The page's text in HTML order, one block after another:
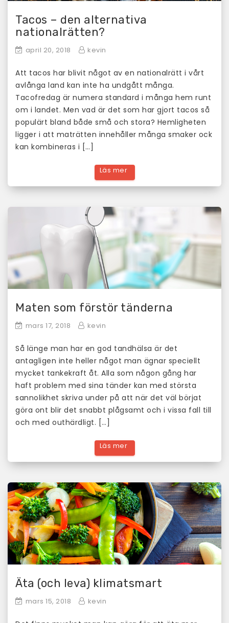
Tacos – den alternativa
nationalrätten?
april 20, 2018 kevin
Att tacos har blivit något av en nationalrätt i vårt
avlånga land kan inte ha undgått många.
Tacofredag är numera standard i många hem runt
om i landet. Men vad är det som har gjort tacos så
populärt bland både små och stora? Hemligheten
ligger i att maträtten innehåller många smaker ock
kan kombineras i […]
Maten som förstör tänderna
mars 17, 2018 kevin
Så länge man har en god tandhälsa är det
antagligen inte heller något man ägnar speciellt
mycket tankekraft åt. Alla som någon gång har
haft problem med sina tänder kan med största
sannolikhet skriva under på att när det väl börjat
göra ont blir det snabbt plågsamt och i vissa fall till
och med outhärdligt. […]
Äta (och leva) klimatsmart
mars 15, 2018 kevin